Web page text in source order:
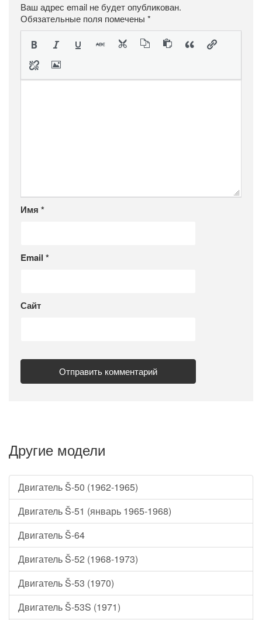
Ваш адрес email не будет опубликован.
Обязательные поля помечены *
Имя *
Email *
Сайт
Другие модели
Двигатель Š-50 (1962-1965)
Двигатель Š-51 (январь 1965-1968)
Двигатель Š-64
Двигатель Š-52 (1968-1973)
Двигатель Š-53 (1970)
Двигатель Š-53S (1971)